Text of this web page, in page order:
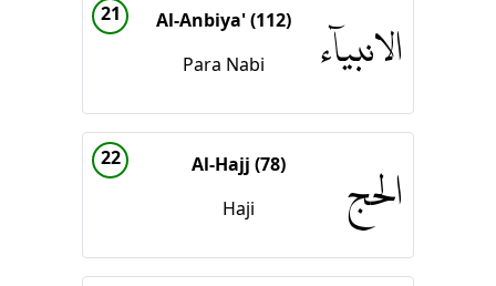
21
Al-Anbiya' (112)
Para Nabi
الانبياۤء
22
Al-Hajj (78)
Haji
الحج